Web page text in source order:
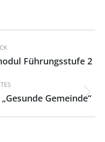
Führungsstufe 2
Gemeinde“